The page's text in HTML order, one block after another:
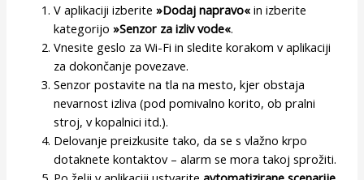
V aplikaciji izberite»Dodaj napravo« in izberite
kategorijo»Senzor za izliv vode«.
Vnesite geslo za Wi-Fi in sledite korakom v aplikaciji
za dokončanje povezave.
Senzor postavite na tla na mesto, kjer obstaja
nevarnost izliva (pod pomivalno korito, ob pralni
stroj, v kopalnici itd.).
Delovanje preizkusite tako, da se s vlažno krpo
dotaknete kontaktov – alarm se mora takoj sprožiti.